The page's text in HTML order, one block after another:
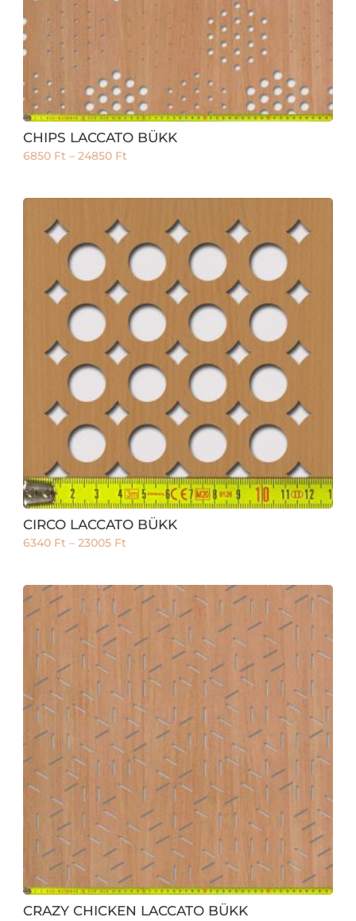
CHIPS LACCATO BÜKK
6850 Ft – 24850 Ft
CIRCO LACCATO BÜKK
6340 Ft – 23005 Ft
CRAZY CHICKEN LACCATO BÜKK